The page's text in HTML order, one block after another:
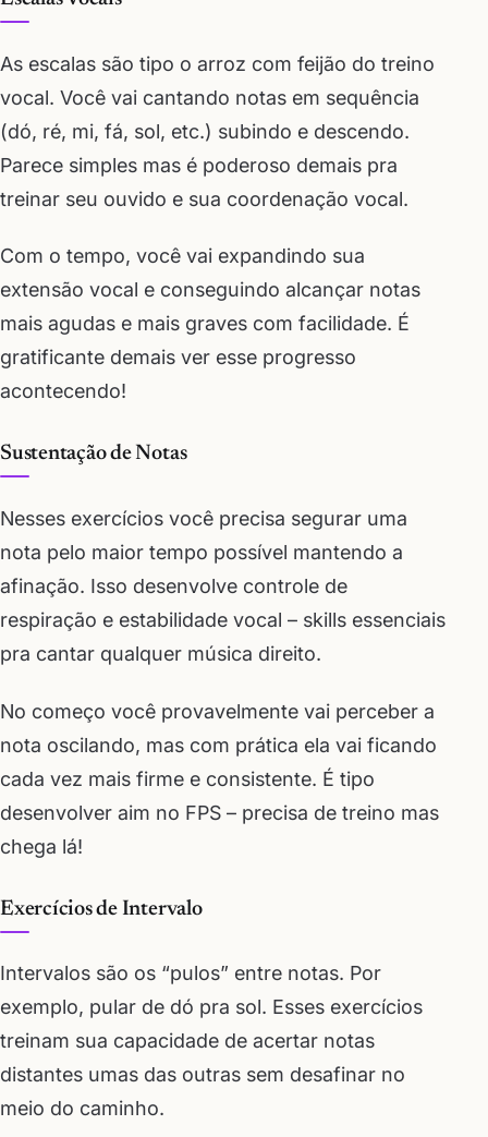
As escalas são tipo o arroz com feijão do treino
vocal. Você vai cantando notas em sequência
(dó, ré, mi, fá, sol, etc.) subindo e descendo.
Parece simples mas é poderoso demais pra
treinar seu ouvido e sua coordenação vocal.
Com o tempo, você vai expandindo sua
extensão vocal e conseguindo alcançar notas
mais agudas e mais graves com facilidade. É
gratificante demais ver esse progresso
acontecendo!
Sustentação de Notas
Nesses exercícios você precisa segurar uma
nota pelo maior tempo possível mantendo a
afinação. Isso desenvolve controle de
respiração e estabilidade vocal – skills essenciais
pra cantar qualquer música direito.
No começo você provavelmente vai perceber a
nota oscilando, mas com prática ela vai ficando
cada vez mais firme e consistente. É tipo
desenvolver aim no FPS – precisa de treino mas
chega lá!
Exercícios de Intervalo
Intervalos são os “pulos” entre notas. Por
exemplo, pular de dó pra sol. Esses exercícios
treinam sua capacidade de acertar notas
distantes umas das outras sem desafinar no
meio do caminho.